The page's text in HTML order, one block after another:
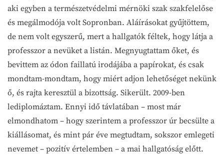
aki egyben a természetvédelmi mérnöki szak szakfelelőse
és megálmodója volt Sopronban. Aláírásokat gyűjtöttem,
de nem volt egyszerű, mert a hallgatók féltek, hogy látja a
professzor a nevüket a listán. Megnyugtattam őket, és
bevittem az ódon faillatú irodájába a papírokat, és csak
mondtam-mondtam, hogy miért adjon lehetőséget nekünk
ő, és rajta keresztül a bizottság. Sikerült. 2009-ben
lediplomáztam. Ennyi idő távlatában – most már
elmondhatom – hogy szerintem a professzor úr becsülte a
kiállásomat, és mint pár éve megtudtam, sokszor emlegeti
nevemet – pozitív értelemben – a mai hallgatóság előtt.